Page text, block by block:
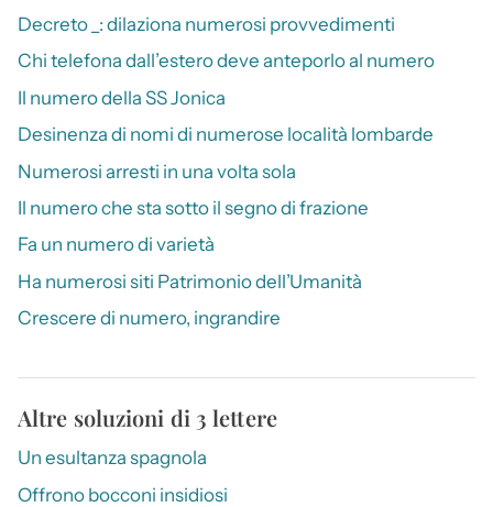
Decreto _: dilaziona numerosi provvedimenti
Chi telefona dall’estero deve anteporlo al numero
Il numero della SS Jonica
Desinenza di nomi di numerose località lombarde
Numerosi arresti in una volta sola
Il numero che sta sotto il segno di frazione
Fa un numero di varietà
Ha numerosi siti Patrimonio dell’Umanità
Crescere di numero, ingrandire
Altre soluzioni di 3 lettere
Un esultanza spagnola
Offrono bocconi insidiosi